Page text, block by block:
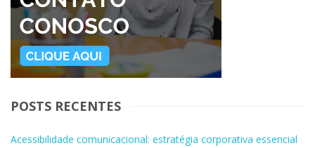
POSTS RECENTES
Acessibilidade comunicacional: estratégia corporativa essencial